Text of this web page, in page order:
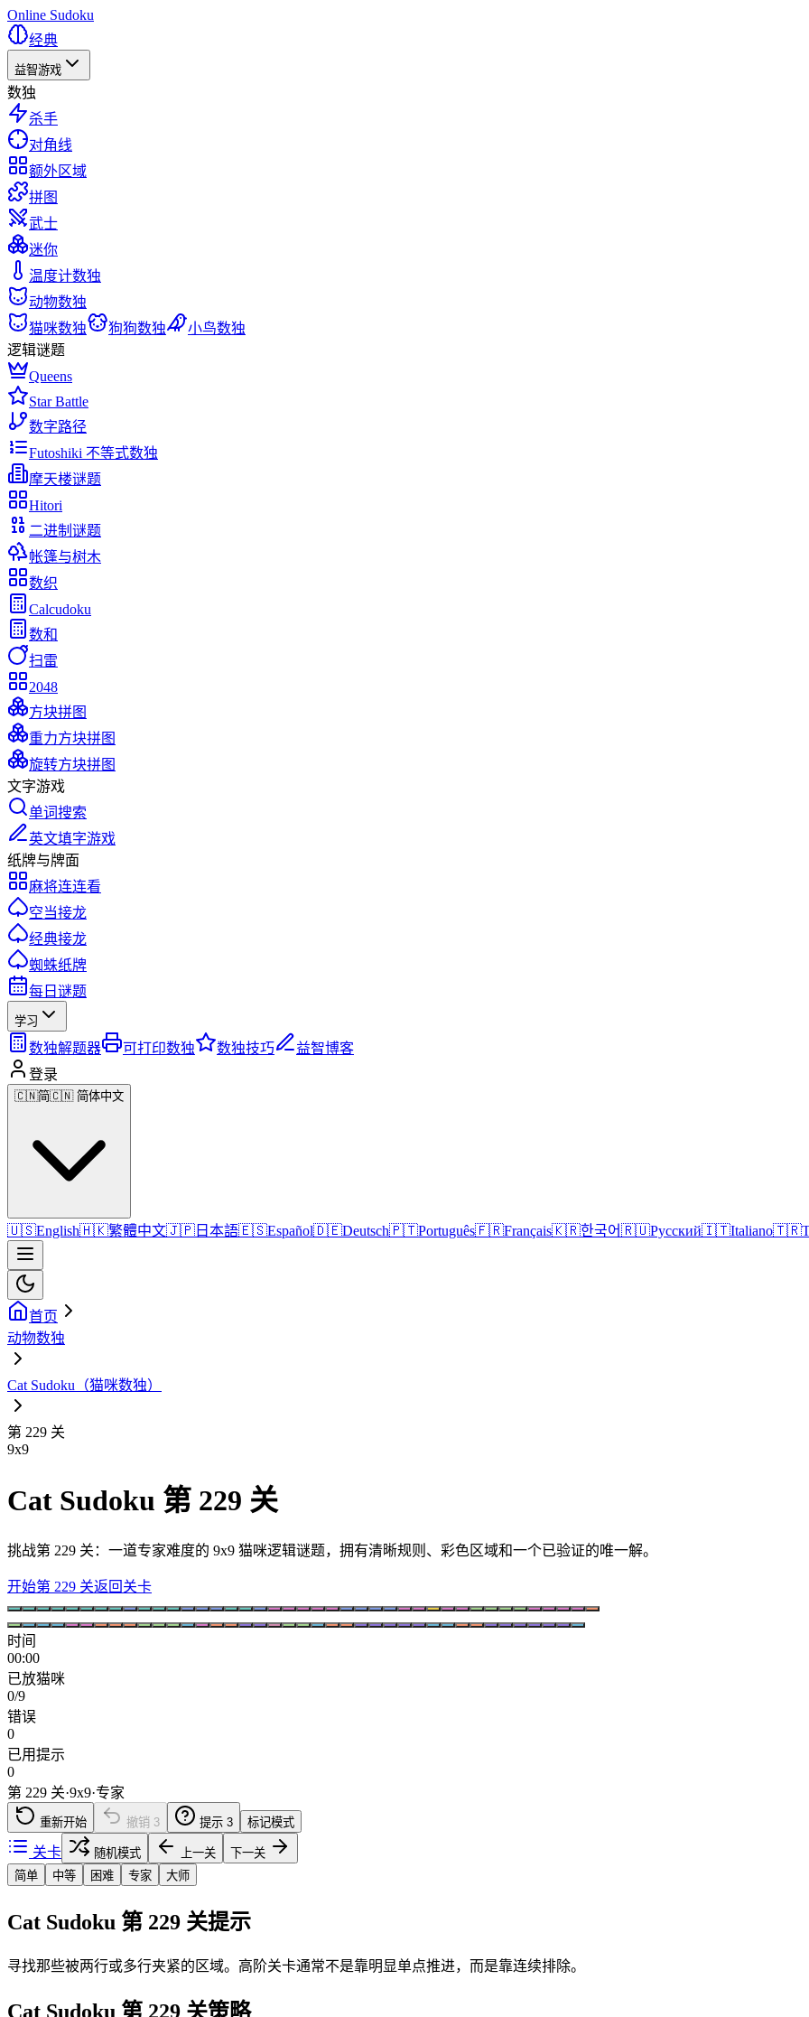
Online Sudoku
经典
益智游戏
数独
杀手
对角线
额外区域
拼图
武士
迷你
温度计数独
动物数独
猫咪数独
狗狗数独
小鸟数独
逻辑谜题
Queens
Star Battle
数字路径
Futoshiki 不等式数独
摩天楼谜题
Hitori
二进制谜题
帐篷与树木
数织
Calcudoku
数和
扫雷
2048
方块拼图
重力方块拼图
旋转方块拼图
文字游戏
单词搜索
英文填字游戏
纸牌与牌面
麻将连连看
空当接龙
经典接龙
蜘蛛纸牌
每日谜题
学习
数独解题器 可打印数独 数独技巧
益智博客
登录
🇨🇳简🇨🇳 简体中文
🇺🇸English🇭🇰繁體中文🇯🇵 日本語🇪🇸Español🇩🇪Deutsch🇵🇹Português🇫🇷Français🇰🇷한국어🇷🇺Русский🇮🇹Italiano🇹🇷
首页
动物数独
Cat Sudoku（猫咪数独）
第 229 关
9x9
Cat Sudoku 第 229 关
挑战第 229 关：一道专家难度的 9x9 猫咪逻辑谜题，拥有清晰规则、彩色区域和一个已验证的唯一解。
开始第 229 关返回关卡
时间
00:00
已放猫咪
0/9
错误
0
已用提示
0
第 229 关·9x9·专家
重新开始 撤销 3 提示 3 标记模式
关卡 随机模式 上一关
下一关
简单
中等 困难 专家 大师
Cat Sudoku 第 229 关提示
寻找那些被两行或多行夹紧的区域。高阶关卡通常不是靠明显单点推进，而是靠连续排除。
Cat Sudoku 第 229 关策略